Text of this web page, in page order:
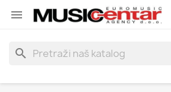

search